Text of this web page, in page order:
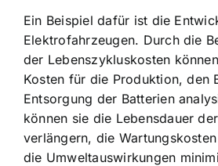
Ein Beispiel dafür ist die
Elektrofahrzeugen. Durch die
der Lebenszykluskosten
Kosten für die Produktion, den
Entsorgung der Batterien
können sie die Lebensdauer
verlängern, die
die Umweltauswirkungen